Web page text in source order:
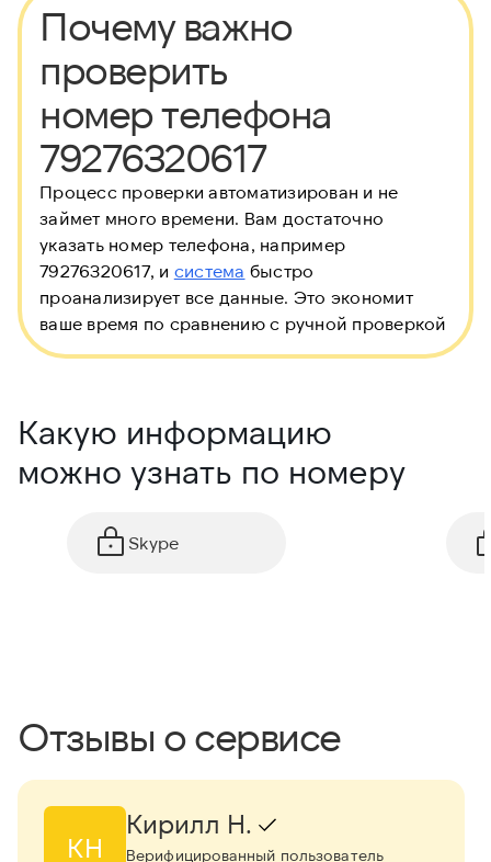
Почему важно
проверить
номер телефона
79276320617
Процесс проверки автоматизирован и не
займет много времени. Вам достаточно
указать номер телефона, например
79276320617, и система быстро
проанализирует все данные. Это экономит
ваше время по сравнению с ручной проверкой
Какую информацию
можно узнать по номеру
Skype
Отзывы о сервисе
КН
Кирилл Н.
Верифицированный пользователь